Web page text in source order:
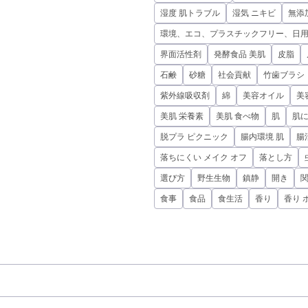
湿度 肌トラブル 湿気 ニキビ 無添
環境、エコ、プラスチックフリー、日
界面活性剤 発酵食品 美肌 皮脂
石鹸 砂糖 社会貢献 竹歯ブラシ
紫外線吸収剤 綿 美容オイル 美
美肌 栄養素 美肌 食べ物 肌 肌
脱プラ ピクニック 腸内環境 肌 腸
落ちにくい メイク オフ 落とし方
選び方 野生生物 鎮静 開き
食事 食品 食生活 香り 香り